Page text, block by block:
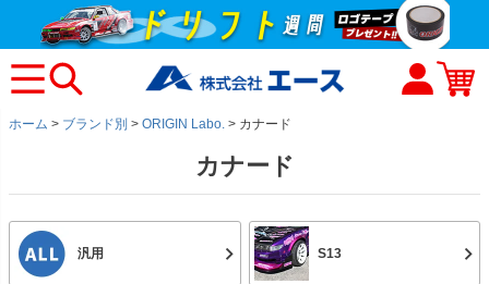
ホーム ブランド別 ORIGIN Labo. カナード
カナード
汎用 S13